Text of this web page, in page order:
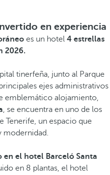
en experiencia
es un hotel 4 estrellas
2026.
tinerfeña, junto al Parque
ejes administrativos
emblemático alojamiento,
, se encuentra en uno de los
Tenerife, un espacio que
modernidad.
el hotel Barceló Santa
en 8 plantas, el hotel